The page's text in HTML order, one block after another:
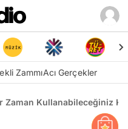
ZammıAcı Gerçekler
Zaman Kullanabileceğiniz